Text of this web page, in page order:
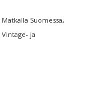
Matkalla Suomessa,
Vintage- ja